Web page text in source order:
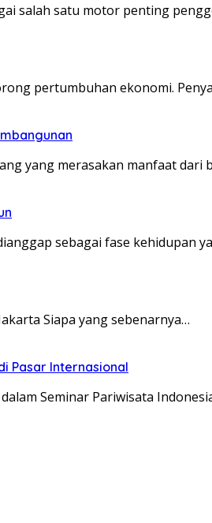
salah satu motor penting
pertumbuhan ekonomi.
yang merasakan manfaat dari
sebagai fase kehidupan
Siapa yang sebenarnya…
Pasar Internasional
Seminar Pariwisata